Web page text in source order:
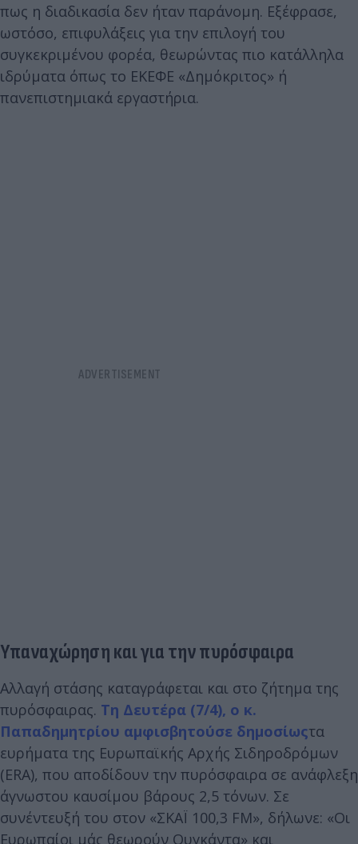
πως η διαδικασία δεν ήταν παράνομη. Εξέφρασε,
ωστόσο, επιφυλάξεις για την επιλογή του
συγκεκριμένου φορέα, θεωρώντας πιο κατάλληλα
ιδρύματα όπως το ΕΚΕΦΕ «Δημόκριτος» ή
πανεπιστημιακά εργαστήρια.
Υπαναχώρηση και για την πυρόσφαιρα
Αλλαγή στάσης καταγράφεται και στο ζήτημα της
πυρόσφαιρας. Τη Δευτέρα (7/4), ο κ.
Παπαδημητρίου αμφισβητούσε δημοσίωςτα
ευρήματα της Ευρωπαϊκής Αρχής Σιδηροδρόμων
(ERA), που αποδίδουν την πυρόσφαιρα σε ανάφλεξη
άγνωστου καυσίμου βάρους 2,5 τόνων. Σε
συνέντευξή του στον «ΣΚΑΪ 100,3 FM», δήλωνε: «Οι
Ευρωπαίοι μάς θεωρούν Ουγκάντα» και